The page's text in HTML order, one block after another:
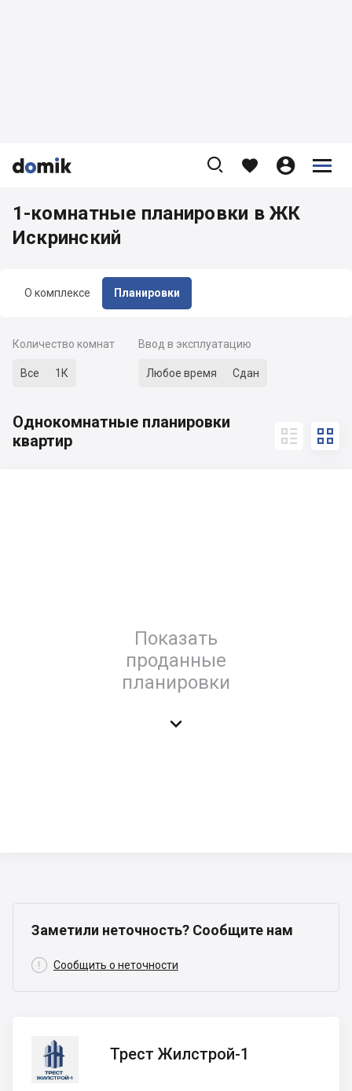


    


О комплексе Планировки
1-комнатные планировки в ЖК
Искринский
Количество комнат
Все 1К
Ввод в эксплуатацию
Любое время Сдан
Однокомнатные планировки
квартир
 
Показать
проданные
планировки

Заметили неточность? Сообщите нам
 Сообщить о неточности
Трест
Жилстрой-1
Трест Жилстрой-1